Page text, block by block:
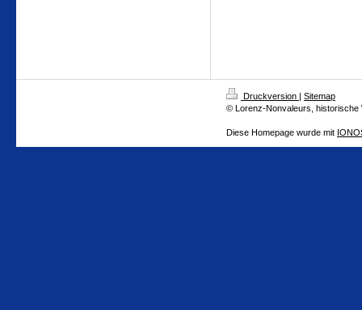
Druckversion | Sitemap
© Lorenz-Nonvaleurs, historische
Diese Homepage wurde mit